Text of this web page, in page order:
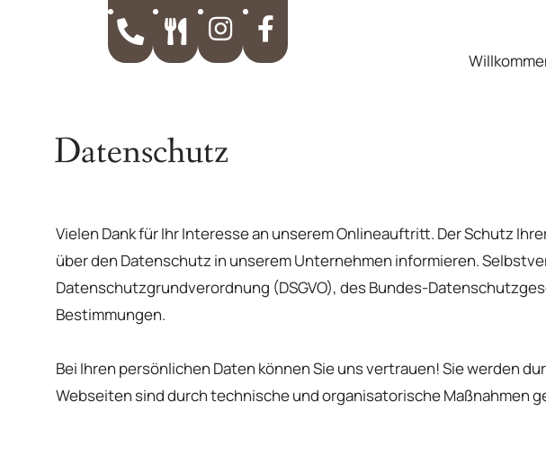
Zum Hauptinhalt springen
Datenschutz
Vielen Dank für Ihr Interesse an unserem Onlineauftritt. Der Schutz
über den Datenschutz in unserem Unternehmen informieren.
Datenschutzgrundverordnung (DSGVO), des Bundes-
Bestimmungen.
Bei Ihren persönlichen Daten können Sie uns vertrauen! Sie werden
Webseiten sind durch technische und organisatorische